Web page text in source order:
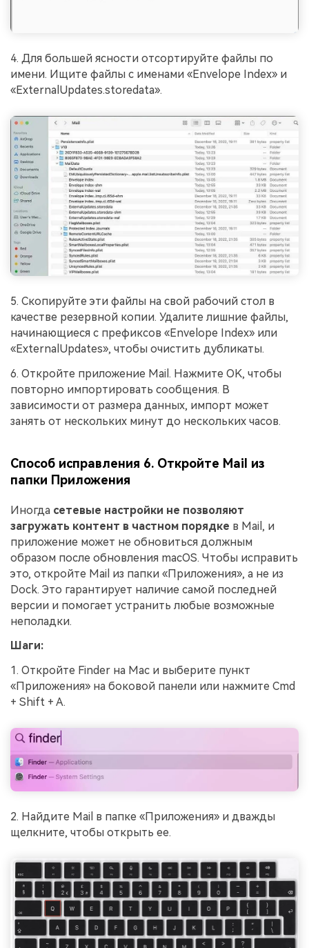
4. Для большей ясности отсортируйте файлы по
имени. Ищите файлы с именами «Envelope Index» и
«ExternalUpdates.storedata».
5. Скопируйте эти файлы на свой рабочий стол в
качестве резервной копии. Удалите лишние файлы,
начинающиеся с префиксов «Envelope Index» или
«ExternalUpdates», чтобы очистить дубликаты.
6. Откройте приложение Mail. Нажмите OK, чтобы
повторно импортировать сообщения. В
зависимости от размера данных, импорт может
занять от нескольких минут до нескольких часов.
Способ исправления 6. Откройте Mail из
папки Приложения
Иногда сетевые настройки не позволяют
загружать контент в частном порядке в Mail, и
приложение может не обновиться должным
образом после обновления macOS. Чтобы исправить
это, откройте Mail из папки «Приложения», а не из
Dock. Это гарантирует наличие самой последней
версии и помогает устранить любые возможные
неполадки.
Шаги:
1. Откройте Finder на Mac и выберите пункт
«Приложения» на боковой панели или нажмите Cmd
+ Shift + A.
2. Найдите Mail в папке «Приложения» и дважды
щелкните, чтобы открыть ее.